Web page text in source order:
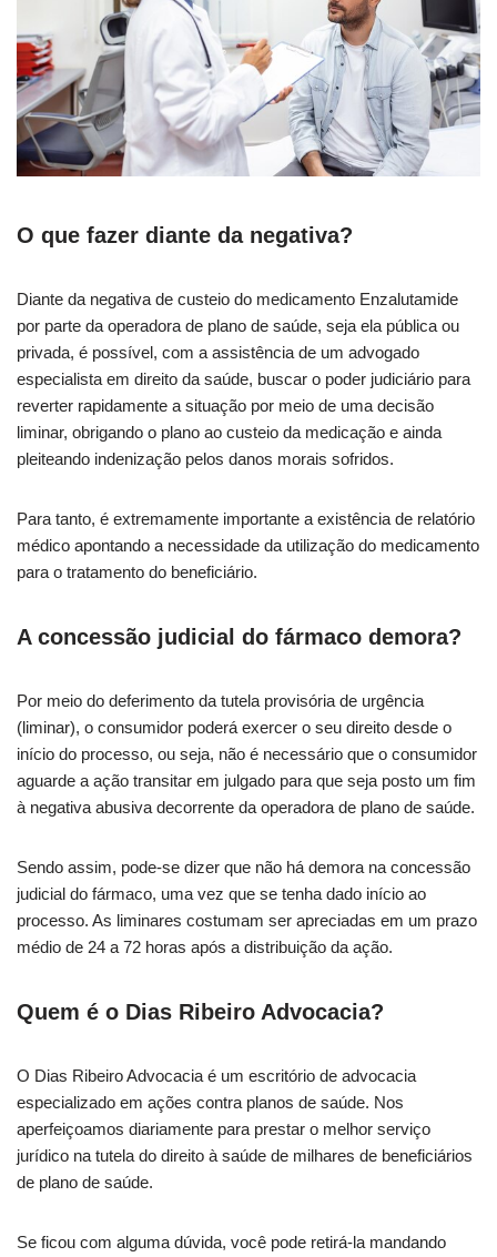
O que fazer diante da negativa?
Diante da negativa de custeio do medicamento Enzalutamide
por parte da operadora de plano de saúde, seja ela pública ou
privada, é possível, com a assistência de um advogado
especialista em direito da saúde, buscar o poder judiciário para
reverter rapidamente a situação por meio de uma decisão
liminar, obrigando o plano ao custeio da medicação e ainda
pleiteando indenização pelos danos morais sofridos.
Para tanto, é extremamente importante a existência de relatório
médico apontando a necessidade da utilização do medicamento
para o tratamento do beneficiário.
A concessão judicial do fármaco demora?
Por meio do deferimento da tutela provisória de urgência
(liminar), o consumidor poderá exercer o seu direito desde o
início do processo, ou seja, não é necessário que o consumidor
aguarde a ação transitar em julgado para que seja posto um fim
à negativa abusiva decorrente da operadora de plano de saúde.
Sendo assim, pode-se dizer que não há demora na concessão
judicial do fármaco, uma vez que se tenha dado início ao
processo. As liminares costumam ser apreciadas em um prazo
médio de 24 a 72 horas após a distribuição da ação.
Quem é o Dias Ribeiro Advocacia?
O Dias Ribeiro Advocacia é um escritório de advocacia
especializado em ações contra planos de saúde. Nos
aperfeiçoamos diariamente para prestar o melhor serviço
jurídico na tutela do direito à saúde de milhares de beneficiários
de plano de saúde.
Se ficou com alguma dúvida, você pode retirá-la mandando